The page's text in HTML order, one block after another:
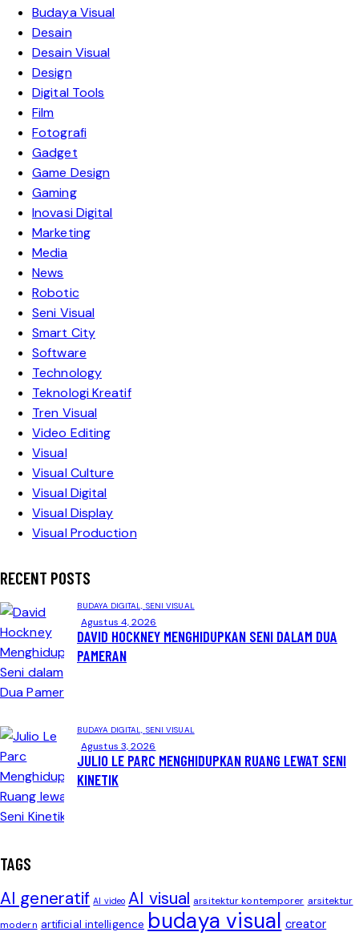
Budaya Visual
Desain
Desain Visual
Design
Digital Tools
Film
Fotografi
Gadget
Game Design
Gaming
Inovasi Digital
Marketing
Media
News
Robotic
Seni Visual
Smart City
Software
Technology
Teknologi Kreatif
Tren Visual
Video Editing
Visual
Visual Culture
Visual Digital
Visual Display
Visual Production
RECENT POSTS
BUDAYA DIGITAL, SENI VISUAL
Agustus 4, 2026
DAVID HOCKNEY MENGHIDUPKAN SENI DALAM DUA
PAMERAN
BUDAYA DIGITAL, SENI VISUAL
Agustus 3, 2026
JULIO LE PARC MENGHIDUPKAN RUANG LEWAT SENI
KINETIK
TAGS
AI generatif AI video AI visual arsitektur kontemporer arsitektur
modern artificial intelligence budaya visual creator